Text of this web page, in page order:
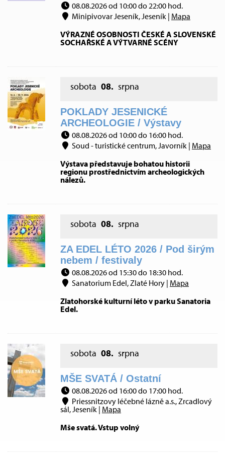
08.08.2026 od 10:00 do 22:00 hod.
Minipivovar Jeseník, Jeseník | Mapa
VÝRAZNÉ OSOBNOSTI ČESKÉ A SLOVENSKÉ
SOCHAŘSKÉ A VÝTVARNÉ SCÉNY
sobota 08. srpna
POKLADY JESENICKÉ
ARCHEOLOGIE / Výstavy
08.08.2026 od 10:00 do 16:00 hod.
Soud - turistické centrum, Javorník | Mapa
Výstava představuje bohatou historii
regionu prostřednictvím archeologických
nálezů.
sobota 08. srpna
ZA EDEL LÉTO 2026 / Pod širým
nebem / festivaly
08.08.2026 od 15:30 do 18:30 hod.
Sanatorium Edel, Zlaté Hory | Mapa
Zlatohorské kulturní léto v parku Sanatoria
Edel.
sobota 08. srpna
MŠE SVATÁ / Ostatní
08.08.2026 od 16:00 do 17:00 hod.
Priessnitzovy léčebné lázně a.s., Zrcadlový
sál, Jeseník | Mapa
Mše svatá. Vstup volný